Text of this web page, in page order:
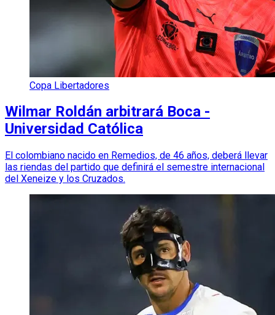
Copa Libertadores
Wilmar Roldán arbitrará Boca -
Universidad Católica
El colombiano nacido en Remedios, de 46 años, deberá llevar
las riendas del partido que definirá el semestre internacional
del Xeneize y los Cruzados.